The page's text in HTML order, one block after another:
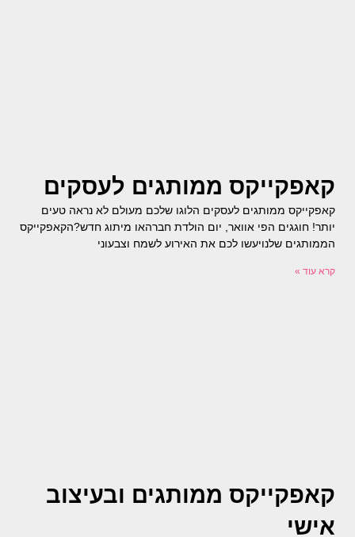
קאפקייקס ממותגים לעסקים
קאפקייקס ממותגים לעסקים הלוגו שלכם מעולם לא נראה טעים
יותר! חוגגים הפי אוואר, יום הולדת חברהאו מיתוג חדש?הקאפקייקס
הממותגים שלנויעשו לכם את האירוע לשמח וצבעוני
קרא עוד »
קאפקייקס ממותגים ובעיצוב
אישי